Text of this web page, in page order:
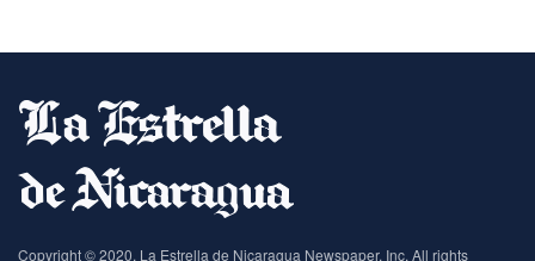
Copyright © 2020, La Estrella de Nicaragua Newspaper, Inc. All rights